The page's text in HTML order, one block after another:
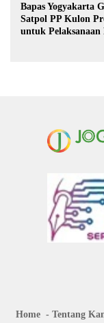
Bapas Yogyakarta
Satpol PP Kulon
untuk Pelaksanaan
Home Tentang